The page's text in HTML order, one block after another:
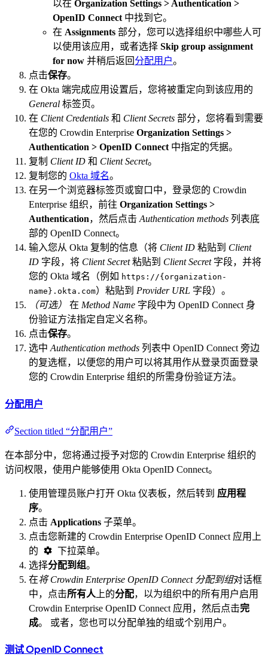
以在 Organization Settings > Authentication >
OpenID Connect 中找到它。
在 Assignments 部分，您可以选择组织中哪些人可
以使用该应用，或者选择 Skip group assignment
for now 并稍后返回 分配用户。
点击保存。
在 Okta 端完成应用设置后，您将被重定向到该应用的
General 标签页。
在 Client Credentials 和 Client Secrets 部分，您将看到需要
在您的 Crowdin Enterprise Organization Settings >
Authentication > OpenID Connect 中指定的凭据。
复制 Client ID 和 Client Secret。
复制您的 Okta 域名。
在另一个浏览器标签页或窗口中，登录您的 Crowdin
Enterprise 组织，前往 Organization Settings >
Authentication，然后点击 Authentication methods 列表底
部的 OpenID Connect。
输入您从 Okta 复制的信息（将 Client ID 粘贴到 Client
ID 字段，将 Client Secret粘贴到 Client Secret字段，并将
您的 Okta 域名（例如 https://{organization-
name}.okta.com）粘贴到 Provider URL 字段）。
（可选）
在 Method Name 字段中为 OpenID Connect 身
份验证方法指定自定义名称。
点击保存。
选中 Authentication methods 列表中 OpenID Connect 旁边
的复选框，以便您的用户可以将其用作从登录页面登录
您的 Crowdin Enterprise 组织的所需身份验证方法。
分配用户
Section titled “分配用户”
在本部分中，您将通过授予对您的 Crowdin Enterprise 组织的
访问权限，使用户能够使用 Okta OpenID Connect。
使用管理员账户打开 Okta 仪表板，然后转到 应用程
序。
点击 Applications 子菜单。
点击您新建的 Crowdin Enterprise OpenID Connect 应用上
的
下拉菜单。
选择分配到组。
在将 Crowdin Enterprise OpenID Connect 分配到组对话框
中，点击所有人 上的分配，以为组织中的所有用户启用
Crowdin Enterprise OpenID Connect 应用，然后点击完
成。 或者，您也可以分配单独的组或个别用户。
测试 OpenID Connect